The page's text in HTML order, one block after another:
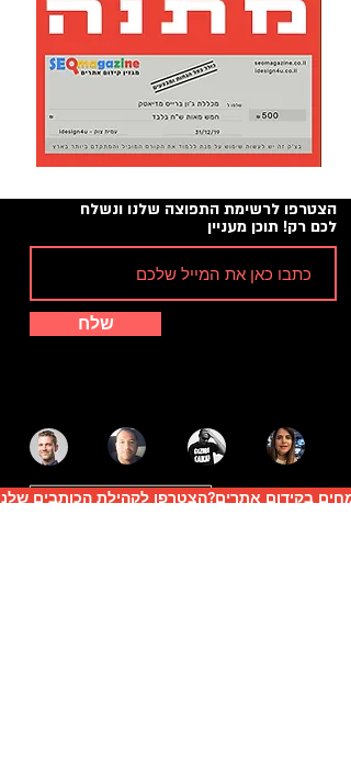
הצטרפו לרשימת התפוצה שלנו ונשלח
לכם רק! תוכן מעניין
שלח
בקידום אתרים?הצטרפו לקהילת הכותבים